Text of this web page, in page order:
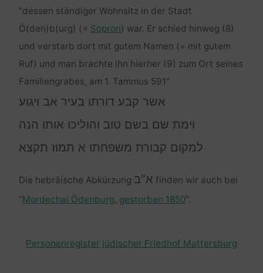
“dessen ständiger Wohnsitz in der Stadt
Ö(den)b(urg) (= Sopron) war. Er schied hinweg (8)
und verstarb dort mit gutem Namen (= mit gutem
Ruf) und man brachte ihn hierher (9) zum Ort seines
Familiengrabes, am 1. Tammus 591″
אשר קבע דורתו בעיר אב ויגוע
וימת שם בשם טוב והוליכו אותו הנה
למקום קבורת משפחתו א תמוז תקצא
Die hebräische Abkürzung א”ב finden wir auch bei
“Mordechai Ödenburg, gestorben 1850“.
Personenregister jüdischer Friedhof Mattersburg